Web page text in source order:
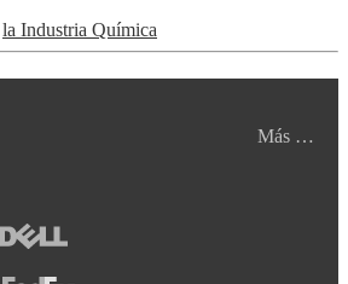
la Industria Química
Más …